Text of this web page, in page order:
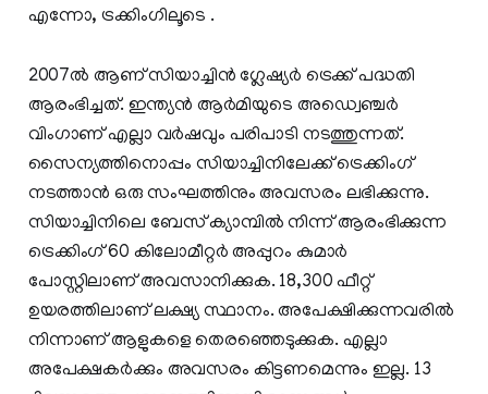
എന്നോ, ട്രക്കിംഗിലൂടെ .
2007ല്‍ ആണ് സിയാച്ചിന്‍ ഗ്ലേഷ്യര്‍ ട്രെക്ക് പദ്ധതി
ആരംഭിച്ചത്. ഇന്ത്യന്‍ ആര്‍മിയുടെ അഡ്വെഞ്ചര്‍
വിംഗാണ് എല്ലാ വര്‍ഷവും പരിപാടി നടത്തുന്നത്.
സൈന്യത്തിനൊപ്പം സിയാച്ചിനിലേക്ക് ട്രെക്കിംഗ്
നടത്താന്‍ ഒരു സംഘത്തിനും അവസരം ലഭിക്കുന്നു.
സിയാച്ചിനിലെ ബേസ് ക്യാമ്പില്‍ നിന്ന് ആരംഭിക്കുന്ന
ട്രെക്കിംഗ് 60 കിലോമീറ്റര്‍ അപ്പുറം കുമാര്‍
പോസ്റ്റിലാണ് അവസാനിക്കുക. 18,300 ഫീറ്റ്
ഉയരത്തിലാണ് ലക്ഷ്യ സ്ഥാനം. അപേക്ഷിക്കുന്നവരില്‍
നിന്നാണ് ആളുകളെ തെരഞ്ഞെടുക്കുക. എല്ലാ
അപേക്ഷകര്‍ക്കും അവസരം കിട്ടണമെന്നും ഇല്ല. 13